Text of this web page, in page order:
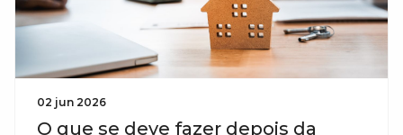
02 jun 2026
O que se deve fazer depois da